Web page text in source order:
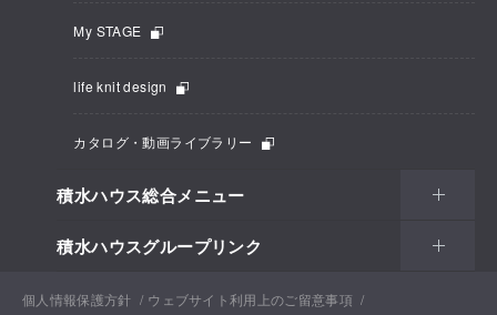
My STAGE
life knit design
カタログ・動画ライブラリー
積水ハウス総合メニュー
積水ハウスグループリンク
個人情報保護方針 ウェブサイト利用上のご留意事項